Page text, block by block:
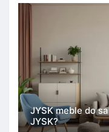
JYSK meble do
JYSK?